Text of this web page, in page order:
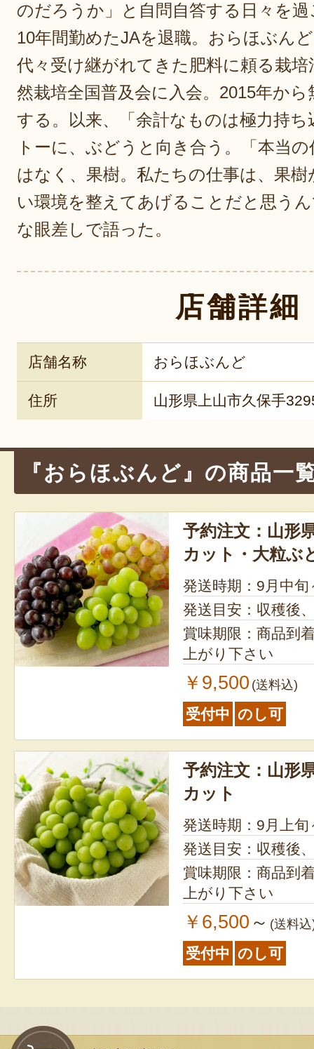
のだろうか」と自問自答する日々を
10年間勤めたJAを退職。おらほぶん
代々受け継がれてきた肥料に頼る栽
然栽培全国普及会に入会。2015年か
する。以来、「余計なものは極力持
トーに、ぶどうと向き合う。「本当
はなく、果樹。私たちの仕事は、果
い環境を整えてあげることだと思う
な眼差しで語った。
店舗詳細
店舗名称 おらほぶんど
住所 山形県上山市久保手
『おらほぶんど』の商品一
予約注文：山形
カット・大粒ぶ
発送時期：9月中旬
発送目安：収穫後
賞味期限：商品到
上がり下さい
￥9,500 (送料込)
受付中 のし可
予約注文：山形
カット
発送時期：9月上旬
発送目安：収穫後
賞味期限：商品到
上がり下さい
￥6,500 ～ (送料
受付中 のし可